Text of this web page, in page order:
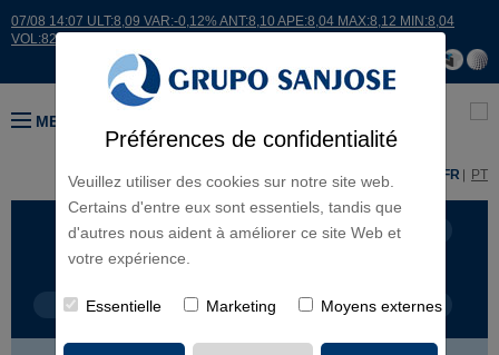
Préférences de confidentialité
Veuillez utiliser des cookies sur notre site web.
Certains d'entre eux sont essentiels, tandis que
d'autres nous aident à améliorer ce site Web et
votre expérience.
Essentielle Marketing Moyens externes
07/08 14:07 ULT:8,09 VAR:-0,12% ANT:8,10 APE:8,04 MAX:8,12 MIN:8,04
VOL:8228
MENU
ES FR PT
LIGNES D'ACTIVITÉ CONTINENTS
TYPE DE PROJET NOM DU PROJET